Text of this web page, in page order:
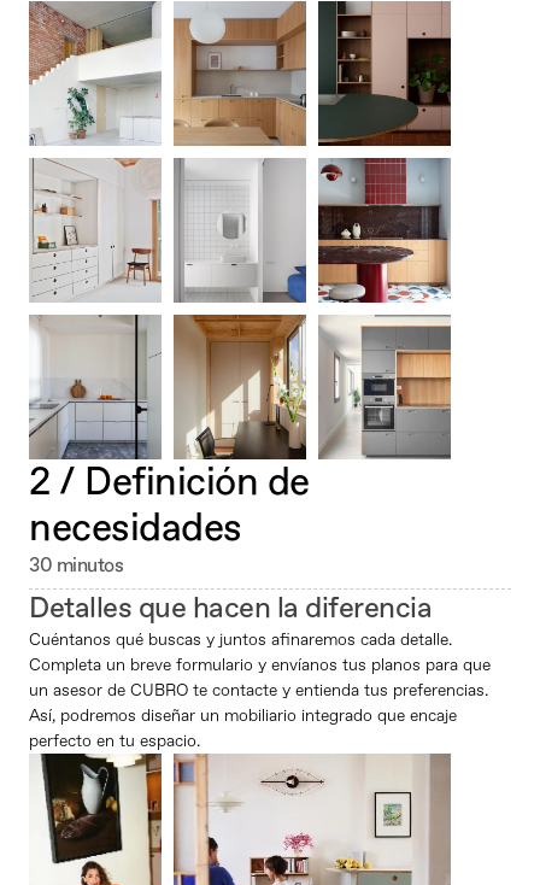
2 / Definición de
necesidades
30 minutos
Detalles que hacen la diferencia
Cuéntanos qué buscas y juntos afinaremos cada detalle.
Completa un breve formulario y envíanos tus planos para que
un asesor de CUBRO te contacte y entienda tus preferencias.
Así, podremos diseñar un mobiliario integrado que encaje
perfecto en tu espacio.